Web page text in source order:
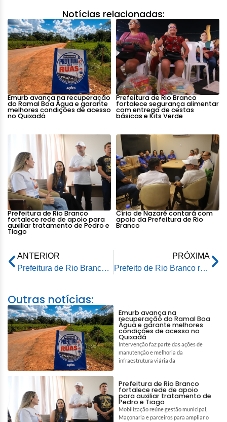
Notícias relacionadas:
Emurb avança na recuperação
do Ramal Boa Água e garante
melhores condições de acesso
no Quixadá
Prefeitura de Rio Branco
fortalece segurança alimentar
com entrega de cestas
básicas e Kits Verde
Prefeitura de Rio Branco
fortalece rede de apoio para
auxiliar tratamento de Pedro e
Tiago
Círio de Nazaré contará com
apoio da Prefeitura de Rio
Branco
ANTERIOR
Prefeitura de Rio Branco realiza reunião sobre a execução das ações do planejamento de 2023
PRÓXIMA
Prefeito de Rio Branco recebe duas representantes da beleza acreana
Outras notícias:
Emurb avança na
recuperação do Ramal Boa
Água e garante melhores
condições de acesso no
Quixadá
Intervenção faz parte das ações de
manutenção e melhoria da
infraestrutura viária da
Prefeitura de Rio Branco
fortalece rede de apoio
para auxiliar tratamento de
Pedro e Tiago
Mobilização reúne gestão municipal,
Maçonaria e parceiros para ampliar o